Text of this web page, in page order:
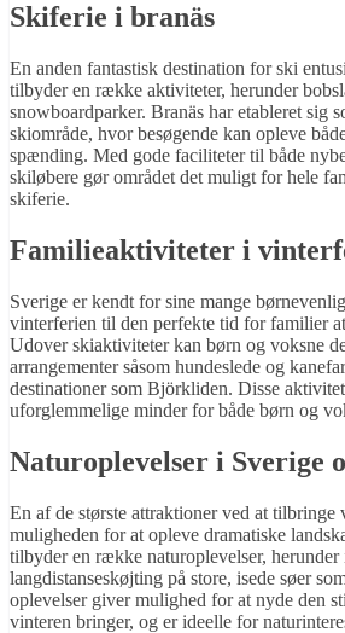
Skiferie i branäs
En anden fantastisk destination for ski
tilbyder en række aktiviteter, herunder
snowboardparker. Branäs har etableret sig
skiområde, hvor besøgende kan opleve
spænding. Med gode faciliteter til både
skiløbere gør området det muligt for hele
skiferie.
Familieaktiviteter i
Sverige er kendt for sine mange
vinterferien til den perfekte tid for familier
Udover skiaktiviteter kan børn og voksne
arrangementer såsom hundeslede og
destinationer som Björkliden. Disse
uforglemmelige minder for både børn og
Naturoplevelser i Sverige
En af de største attraktioner ved at tilbringe
muligheden for at opleve dramatiske
tilbyder en række naturoplevelser,
langdistanseskøjting på store, isede søer
oplevelser giver mulighed for at nyde den
vinteren bringer, og er ideelle for